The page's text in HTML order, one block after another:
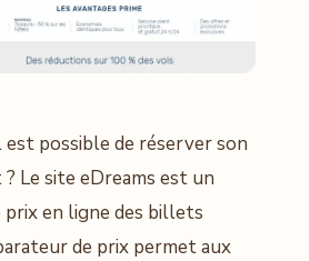
est possible de réserver son
Le site eDreams est un
en ligne des billets
de prix permet aux